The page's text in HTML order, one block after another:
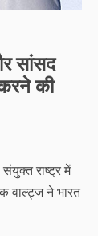
सांसद
की
राष्ट्र में
वाल्ट्ज ने भारत